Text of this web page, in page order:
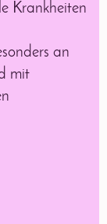
Krankheiten
an
mit